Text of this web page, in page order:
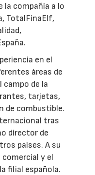
la compañía a lo
TotalFinaElf,
en el
áreas de
de la
tarjetas,
de combustible.
tras
director de
países. A su
y el
filial española.